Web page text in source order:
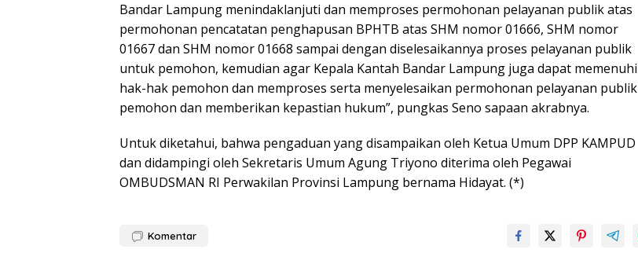
Bandar Lampung menindaklanjuti dan memproses permohonan pelayanan publik atas
permohonan pencatatan penghapusan BPHTB atas SHM nomor 01666, SHM nomor
01667 dan SHM nomor 01668 sampai dengan diselesaikannya proses pelayanan publik
untuk pemohon, kemudian agar Kepala Kantah Bandar Lampung juga dapat memenuhi
hak-hak pemohon dan memproses serta menyelesaikan permohonan pelayanan publik
pemohon dan memberikan kepastian hukum”, pungkas Seno sapaan akrabnya.
Untuk diketahui, bahwa pengaduan yang disampaikan oleh Ketua Umum DPP KAMPUD
dan didampingi oleh Sekretaris Umum Agung Triyono diterima oleh Pegawai
OMBUDSMAN RI Perwakilan Provinsi Lampung bernama Hidayat. (*)
Komentar